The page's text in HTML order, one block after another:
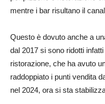
mentre i bar risultano il
Questo è dovuto anche a
dal 2017 si sono ridotti
ristorazione, che ha avuto
raddoppiato i punti vendita
nel 2024, ora si sta